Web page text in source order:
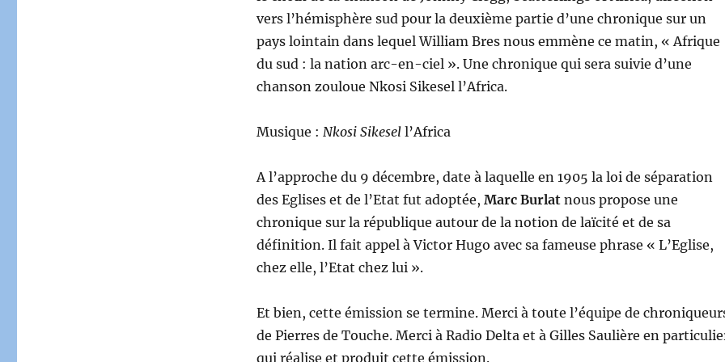
vers l’hémisphère sud pour la deuxième partie d’une chronique sur un
pays lointain dans lequel William Bres nous emmène ce matin, « Afrique
du sud : la nation arc-en-ciel ». Une chronique qui sera suivie d’une
chanson zouloue Nkosi Sikesel l’Africa.
Musique : Nkosi Sikesell’Africa
A l’approche du 9 décembre, date à laquelle en 1905 la loi de séparation
des Eglises et de l’Etat fut adoptée, Marc Burlatnous propose une
chronique sur la république autour de la notion de laïcité et de sa
définition. Il fait appel à Victor Hugo avec sa fameuse phrase « L’Eglise,
chez elle, l’Etat chez lui ».
Et bien, cette émission se termine. Merci à toute l’équipe de
de Pierres de Touche. Merci à Radio Delta et à Gilles Saulière en
qui réalise et produit cette émission.